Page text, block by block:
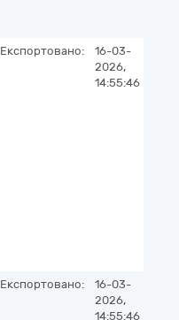
Експортовано:
16-03-
2026,
14:55:46
Експортовано:
16-03-
2026,
14:55:46